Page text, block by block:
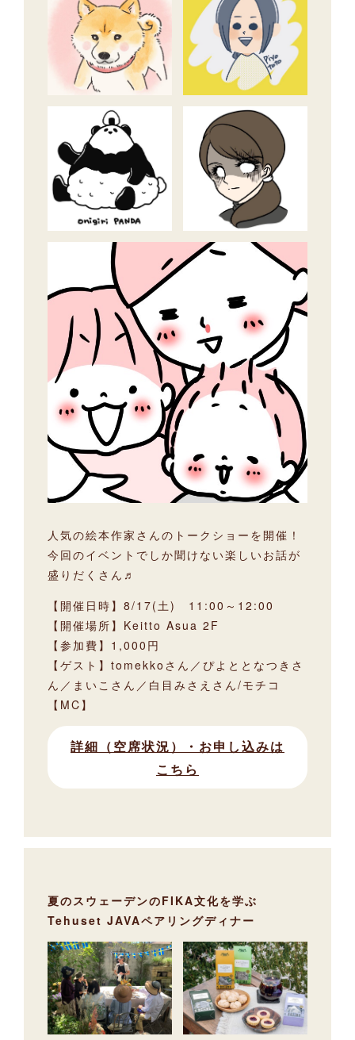
人気の絵本作家さんのトークショーを開催！
今回のイベントでしか聞けない楽しいお話が
盛りだくさん♬
【開催日時】8/17(土) 11:00～12:00
【開催場所】Keitto Asua 2F
【参加費】1,000円
【ゲスト】tomekkoさん／ぴよととなつきさ
ん／まいこさん／白目みさえさん/モチコ
【MC】
詳細（空席状況）・お申し込みは
こちら
夏のスウェーデンのFIKA文化を学ぶ
Tehuset JAVAペアリングディナー